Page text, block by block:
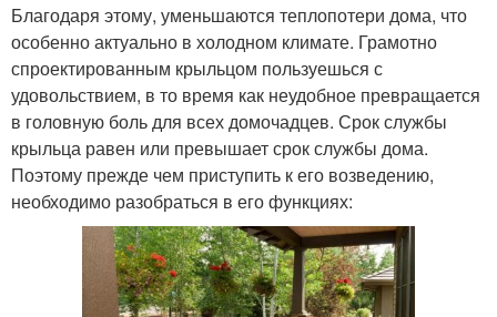
Благодаря этому, уменьшаются теплопотери дома, что
особенно актуально в холодном климате. Грамотно
спроектированным крыльцом пользуешься с
удовольствием, в то время как неудобное превращается
в головную боль для всех домочадцев. Срок службы
крыльца равен или превышает срок службы дома.
Поэтому прежде чем приступить к его возведению,
необходимо разобраться в его функциях: